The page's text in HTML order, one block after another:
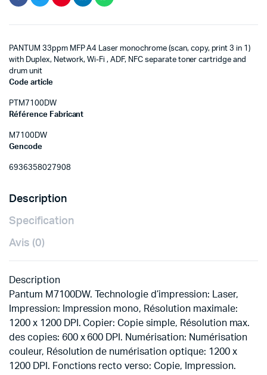
PANTUM 33ppm MFP A4 Laser monochrome (scan, copy, print 3 in 1)
with Duplex, Network, Wi-Fi , ADF, NFC separate toner cartridge and
drum unit
Code article
PTM7100DW
Référence Fabricant
M7100DW
Gencode
6936358027908
Description
Specification
Avis (0)
Description
Pantum M7100DW. Technologie d’impression: Laser,
Impression: Impression mono, Résolution maximale:
1200 x 1200 DPI. Copier: Copie simple, Résolution max.
des copies: 600 x 600 DPI. Numérisation: Numérisation
couleur, Résolution de numérisation optique: 1200 x
1200 DPI. Fonctions recto verso: Copie, Impression.